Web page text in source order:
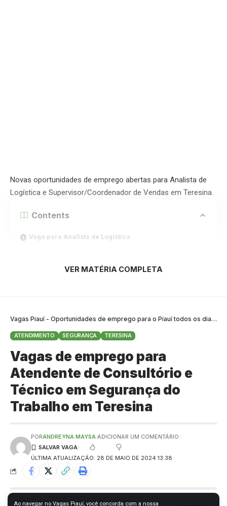
Ao navegar no Vagas Piauí, você concorda com a nossa
Novas oportunidades de emprego abertas para Analista de
Logística e Supervisor/Coordenador de Vendas em Teresina.
Contents
Vaga para Analista de Logística
Como enviar o seu currículo?
Vaga para Analista de Logística
VER MATÉRIA COMPLETA
Vagas Piauí - Oportunidades de emprego para o Piauí todos os dias>
ATENDIMENTO SEGURANÇA TERESINA
Vagas de emprego para
Atendente de Consultório e
Técnico em Segurança do
Trabalho em Teresina
ÚLTIMA ATUALIZAÇÃO: 28 DE MAIO DE 2024 13:38
PORANDREYNA MAYSA ADICIONAR UM COMENTÁRIO